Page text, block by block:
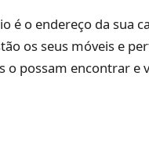
o endereço da sua
os seus móveis e
o possam encontrar e